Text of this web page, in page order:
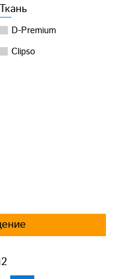
Ткань
D-Premium
Clipso